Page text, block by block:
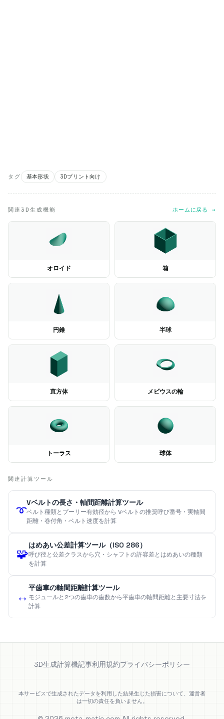
タグ 基本形状 3Dプリント向け
関連3D生成機能 ホームに戻る →
オロイド 箱
円錐 半球
直方体 メビウスの輪
トーラス 球体
関連計算ツール
➰
Vベルトの長さ・軸間距離計算ツール
ベルト種類とプーリー有効径から Vベルトの推奨呼び番号・実軸間
距離・巻付角・ベルト速度を計算
🧩
はめあい公差計算ツール（ISO 286）
呼び径と公差クラスから穴・シャフトの許容差とはめあいの種類
を計算
↔️
平歯車の軸間距離計算ツール
モジュールと2つの歯車の歯数から平歯車の軸間距離と主要寸法を
計算
3D生成計算機記事利用規約プライバシーポリシー
本サービスで生成されたデータを利用した結果生じた損害について、運営者
は一切の責任を負いません。